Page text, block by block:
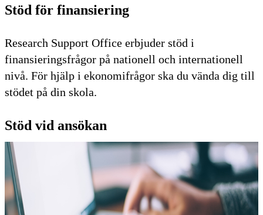
Stöd för finansiering
Research Support Office erbjuder stöd i
finansieringsfrågor på nationell och internationell
nivå. För hjälp i ekonomifrågor ska du vända dig till
stödet på din skola.
Stöd vid ansökan